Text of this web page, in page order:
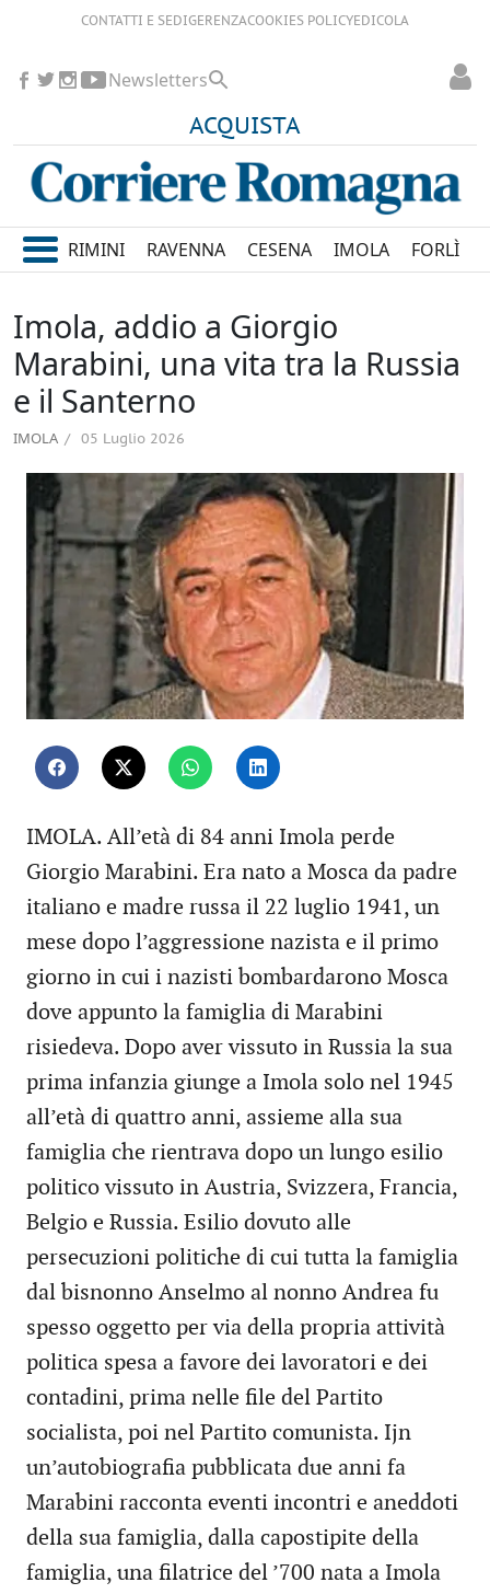
CONTATTI E SEDIGERENZACOOKIES POLICYEDICOLA
ACQUISTA
Newsletters
RIMINI RAVENNA CESENA IMOLA FORLÌ
Imola, addio a Giorgio
Marabini, una vita tra la Russia
e il Santerno
IMOLA 05 Luglio 2026
IMOLA. All’età di 84 anni Imola perde
Giorgio Marabini. Era nato a Mosca da padre
italiano e madre russa il 22 luglio 1941, un
mese dopo l’aggressione nazista e il primo
giorno in cui i nazisti bombardarono Mosca
dove appunto la famiglia di Marabini
risiedeva. Dopo aver vissuto in Russia la sua
prima infanzia giunge a Imola solo nel 1945
all’età di quattro anni, assieme alla sua
famiglia che rientrava dopo un lungo esilio
politico vissuto in Austria, Svizzera, Francia,
Belgio e Russia. Esilio dovuto alle
persecuzioni politiche di cui tutta la famiglia
dal bisnonno Anselmo al nonno Andrea fu
spesso oggetto per via della propria attività
politica spesa a favore dei lavoratori e dei
contadini, prima nelle file del Partito
socialista, poi nel Partito comunista. Ijn
un’autobiografia pubblicata due anni fa
Marabini racconta eventi incontri e aneddoti
della sua famiglia, dalla capostipite della
famiglia, una filatrice del ’700 nata a Imola